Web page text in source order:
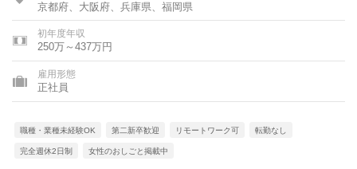
京都府、大阪府、兵庫県、福岡県
初年度年収
250万～437万円
雇用形態
正社員
職種・業種未経験OK 第二新卒歓迎 リモートワーク可 転勤なし
完全週休2日制 女性のおしごと掲載中